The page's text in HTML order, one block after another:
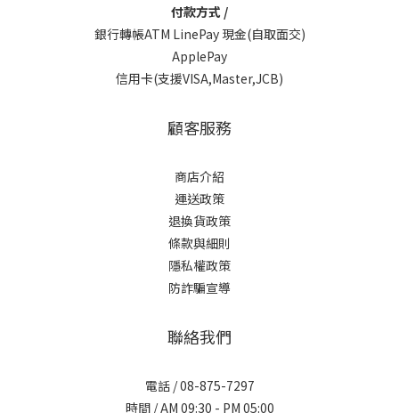
付款方式 /
銀行轉帳ATM LinePay 現金(自取面交)
ApplePay
信用卡(支援VISA,Master,JCB)
顧客服務
商店介紹
運送政策
退換貨政策
條款與細則
隱私權政策
防詐騙宣導
聯絡我們
電話 / 08-875-7297
時間 / AM 09:30 - PM 05:00